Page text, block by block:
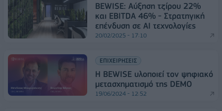
BEWISE: Αύξηση τζίρου 22%
και EBITDA 46% - Στρατηγική
επένδυση σε AI τεχνολογίες
20/02/2025 - 17:10
ΕΠΙΧΕΙΡΗΣΕΙΣ
Η BEWISE υλοποιεί τον ψηφιακό
μετασχηματισμό της DEMO
19/06/2024 - 12:52